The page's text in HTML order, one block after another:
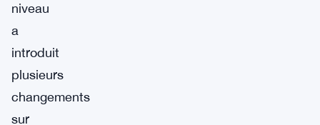
niveau
a
introduit
plusieurs
changements
sur